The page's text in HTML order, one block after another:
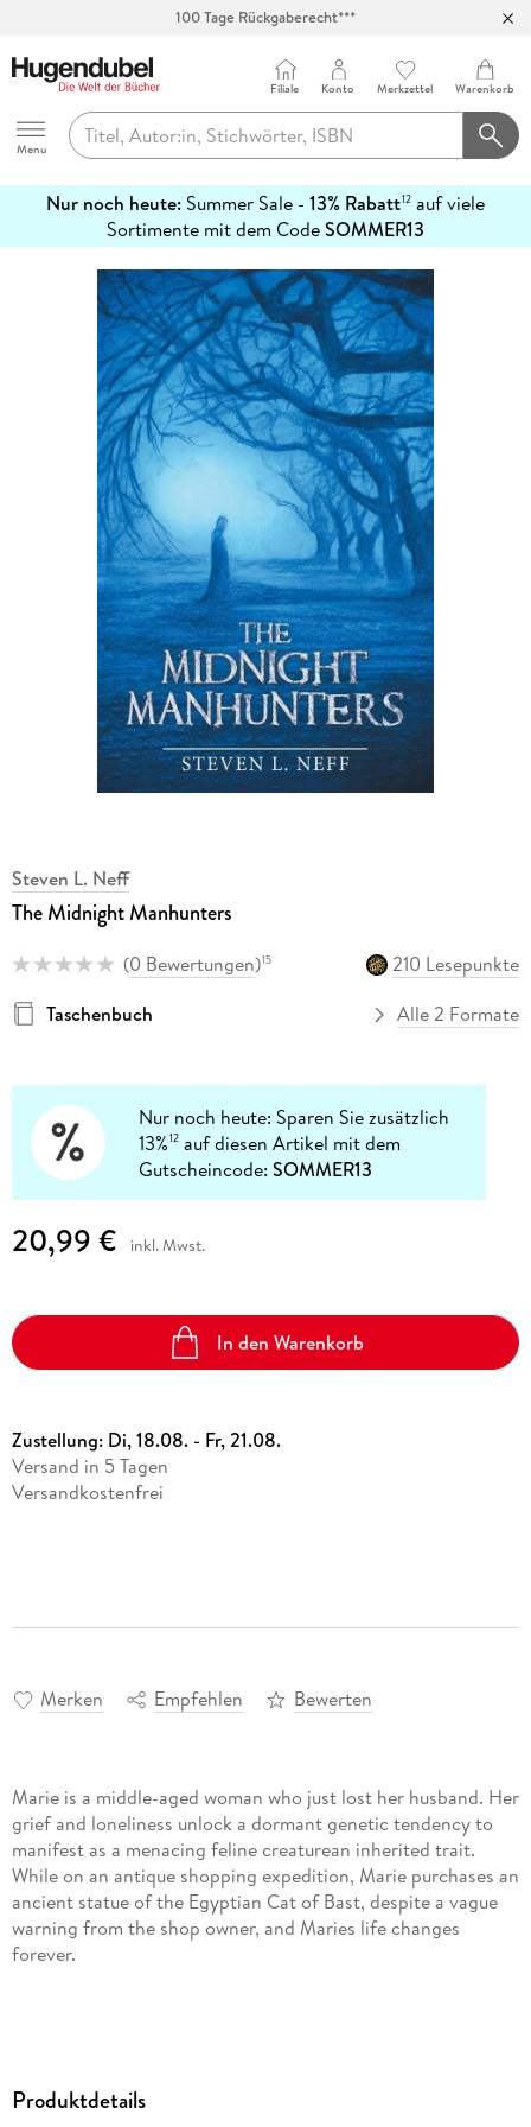
Abholung in über 100 Filialen
Hugendubel
Menu
Filiale Konto Merkzettel Warenkorb
Nur noch heute: Summer Sale - 13% Rabatt12 auf viele
Sortimente mit dem CodeSOMMER13
erfahren
Steven L. Neff
The Midnight Manhunters
(0 Bewertungen)15
210 Lesepunkte
Taschenbuch
Alle 2 Formate
Nur noch heute: Sparen Sie zusätzlich
13%12 auf diesen Artikel mit dem
Gutscheincode:SOMMER13
20,99 € inkl. Mwst.
In den Warenkorb
Zustellung: Di, 18.08. - Fr, 21.08.
Versand in 5 Tagen
Versandkostenfrei
Merken Empfehlen Bewerten
Marie is a middle-aged woman who just lost her husband. Her
grief and loneliness unlock a dormant genetic tendency to
manifest as a menacing feline creaturean inherited trait.
While on an antique shopping expedition, Marie purchases an
ancient statue of the Egyptian Cat of Bast, despite a vague
warning from the shop owner, and Maries life changes
forever.
The statue awakens an inner power that triggers her feline
Produktdetails